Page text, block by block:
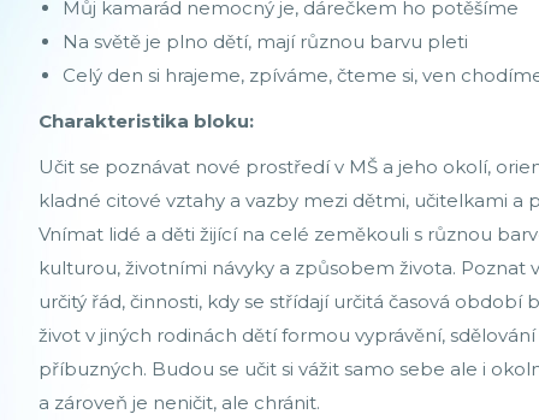
Můj kamarád nemocný je, dárečkem ho potěšíme
Na světě je plno dětí, mají různou barvu pleti
Celý den si hrajeme, zpíváme, čteme si, ven
Charakteristika bloku:
Učit se poznávat nové prostředí v MŠ a jeho okolí,
kladné citové vztahy a vazby mezi dětmi, učitelkami
Vnímat lidé a děti žijící na celé zeměkouli s různou
kulturou, životními návyky a způsobem života.
určitý řád, činnosti, kdy se střídají určitá časová
život v jiných rodinách dětí formou vyprávění,
příbuzných. Budou se učit si vážit samo sebe ale i
a zároveň je neničit, ale chránit.